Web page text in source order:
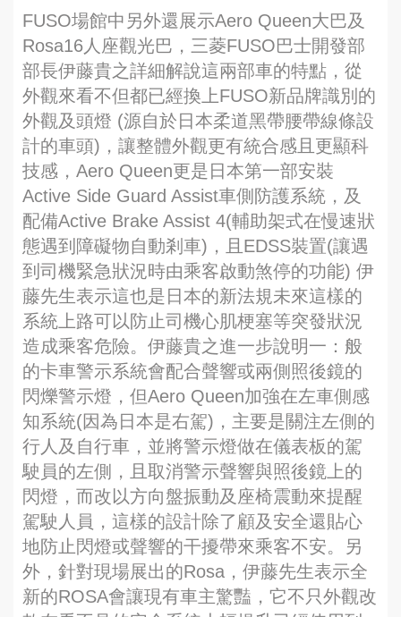
FUSO場館中另外還展示Aero Queen大巴及
Rosa16人座觀光巴，三菱FUSO巴士開發部
部長伊藤貴之詳細解說這兩部車的特點，從
外觀來看不但都已經換上FUSO新品牌識別的
外觀及頭燈 (源自於日本柔道黑帶腰帶線條設
計的車頭)，讓整體外觀更有統合感且更顯科
技感，Aero Queen更是日本第一部安裝
Active Side Guard Assist車側防護系統，及
配備Active Brake Assist 4(輔助架式在慢速狀
態遇到障礙物自動剎車)，且EDSS裝置(讓遇
到司機緊急狀況時由乘客啟動煞停的功能) 伊
藤先生表示這也是日本的新法規未來這樣的
系統上路可以防止司機心肌梗塞等突發狀況
造成乘客危險。伊藤貴之進一步說明一：般
的卡車警示系統會配合聲響或兩側照後鏡的
閃爍警示燈，但Aero Queen加強在左車側感
知系統(因為日本是右駕)，主要是關注左側的
行人及自行車，並將警示燈做在儀表板的駕
駛員的左側，且取消警示聲響與照後鏡上的
閃燈，而改以方向盤振動及座椅震動來提醒
駕駛人員，這樣的設計除了顧及安全還貼心
地防止閃燈或聲響的干擾帶來乘客不安。另
外，針對現場展出的Rosa，伊藤先生表示全
新的ROSA會讓現有車主驚豔，它不只外觀改